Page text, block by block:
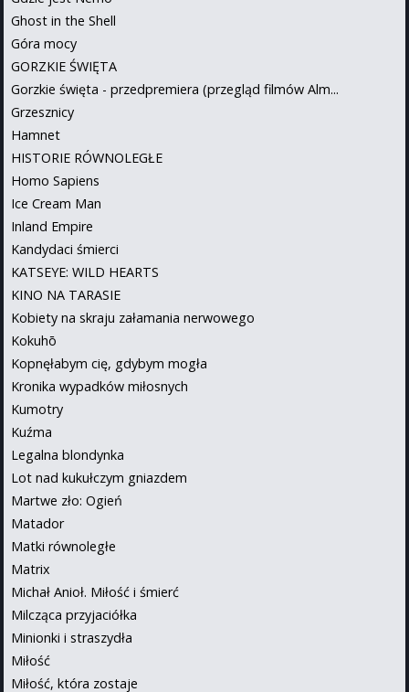
Ghost in the Shell
Góra mocy
GORZKIE ŚWIĘTA
Gorzkie święta - przedpremiera (przegląd filmów Alm...
Grzesznicy
Hamnet
HISTORIE RÓWNOLEGŁE
Homo Sapiens
Ice Cream Man
Inland Empire
Kandydaci śmierci
KATSEYE: WILD HEARTS
KINO NA TARASIE
Kobiety na skraju załamania nerwowego
Kokuhō
Kopnęłabym cię, gdybym mogła
Kronika wypadków miłosnych
Kumotry
Kuźma
Legalna blondynka
Lot nad kukułczym gniazdem
Martwe zło: Ogień
Matador
Matki równoległe
Matrix
Michał Anioł. Miłość i śmierć
Milcząca przyjaciółka
Minionki i straszydła
Miłość
Miłość, która zostaje